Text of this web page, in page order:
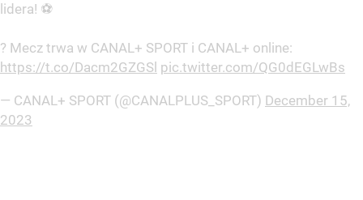
lidera! ⚽
? Mecz trwa w CANAL+ SPORT i CANAL+ online:
https://t.co/Dacm2GZGSl pic.twitter.com/QG0dEGLwBs
— CANAL+ SPORT (@CANALPLUS_SPORT) December 15,
2023